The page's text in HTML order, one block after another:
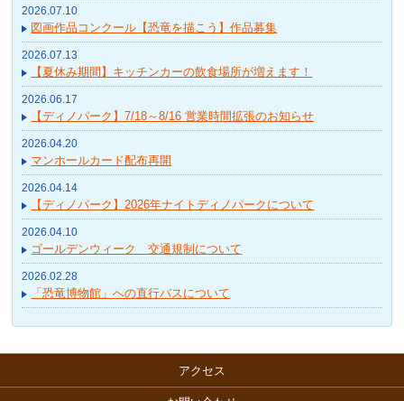
2026.07.10
図画作品コンクール【恐竜を描こう】作品募集
2026.07.13
【夏休み期間】キッチンカーの飲食場所が増えます！
2026.06.17
【ディノパーク】7/18～8/16 営業時間拡張のお知らせ
2026.04.20
マンホールカード配布再開
2026.04.14
【ディノパーク】2026年ナイトディノパークについて
2026.04.10
ゴールデンウィーク 交通規制について
2026.02.28
「恐竜博物館」への直行バスについて
アクセス